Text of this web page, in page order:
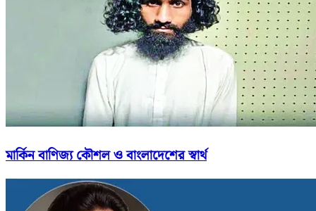
মার্কিন বাণিজ্য কৌশল ও বাংলাদেশের স্বার্থ